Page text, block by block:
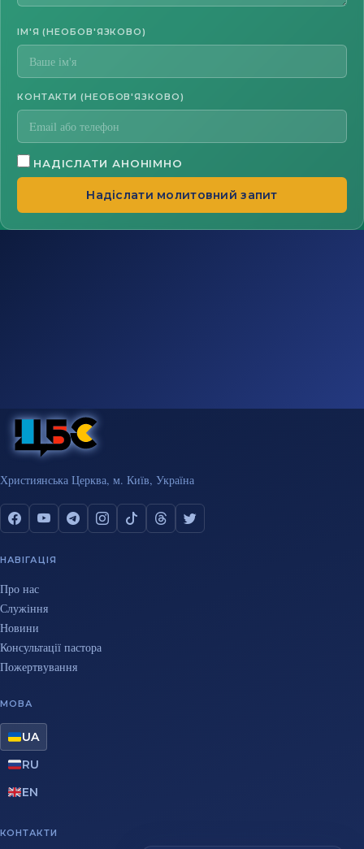
ІМ'Я (НЕОБОВ'ЯЗКОВО)
КОНТАКТИ (НЕОБОВ'ЯЗКОВО)
НАДІСЛАТИ АНОНІМНО
Надіслати молитовний запит
Християнська Церква, м. Київ, Україна
НАВІГАЦІЯ
Про нас
Служіння
Новини
Консультації пастора
Пожертвування
МОВА
UA
RU
EN
КОНТАКТИ